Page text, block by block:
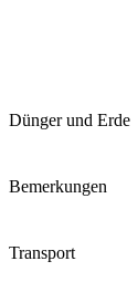
Dünger und Erde
Bemerkungen
Transport